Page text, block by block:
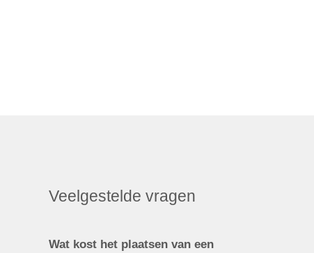
Veelgestelde vragen
Wat kost het plaatsen van een